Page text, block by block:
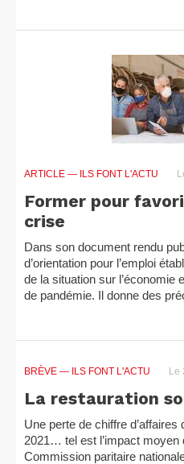
ARTICLE — ILS FONT L'ACTU
Former pour
crise
Dans son document rendu
d’orientation pour l’emploi
de la situation sur l’économie
de pandémie. Il donne des
BRÈVE — ILS FONT L'ACTU Le
La restauration
Une perte de chiffre
2021… tel est l’impact moyen
Commission paritaire